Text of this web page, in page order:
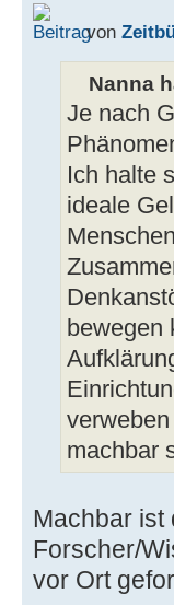
von
Nanna
Je nach
Ich halte
ideale
bewegen
machbar
Machbar ist
Forscher/
vor Ort